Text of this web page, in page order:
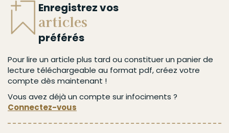
Enregistrez vos
articles
préférés
Pour lire un article plus tard ou constituer un panier de
lecture téléchargeable au format pdf, créez votre
compte dès maintenant !
Vous avez déjà un compte sur infociments ?
Connectez-vous